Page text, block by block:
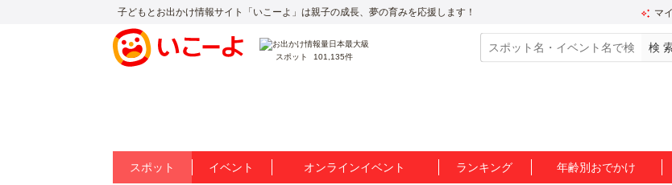
子どもとお出かけ情報サイト「いこーよ」は親子の成長、夢の育みを応援します！ マ
スポット 101,135件
スポット イベント オンラインイベント ランキング 年齢別おでかけ